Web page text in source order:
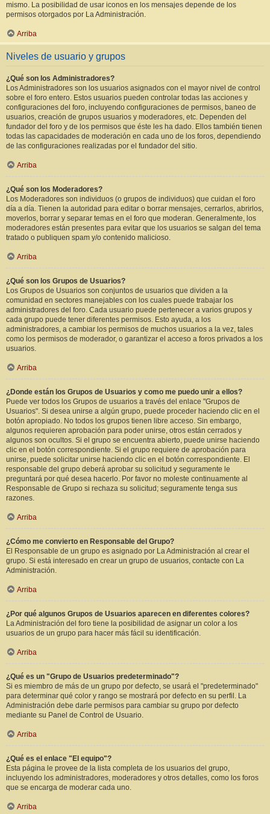
mismo. La posibilidad de usar iconos en los mensajes depende de los
permisos otorgados por La Administración.
Arriba
Niveles de usuario y grupos
¿Qué son los Administradores?
Los Administradores son los usuarios asignados con el mayor nivel de control
sobre el foro entero. Estos usuarios pueden controlar todas las acciones y
configuraciones del foro, incluyendo configuraciones de permisos, baneo de
usuarios, creación de grupos usuarios y moderadores, etc. Dependen del
fundador del foro y de los permisos que éste les ha dado. Ellos también tienen
todas las capacidades de moderación en cada uno de los foros, dependiendo
de las configuraciones realizadas por el fundador del sitio.
Arriba
¿Qué son los Moderadores?
Los Moderadores son individuos (o grupos de individuos) que cuidan el foro
día a día. Tienen la autoridad para editar o borrar mensajes, cerrarlos, abrirlos,
moverlos, borrar y separar temas en el foro que moderan. Generalmente, los
moderadores están presentes para evitar que los usuarios se salgan del tema
tratado o publiquen spam y/o contenido malicioso.
Arriba
¿Qué son los Grupos de Usuarios?
Los Grupos de Usuarios son conjuntos de usuarios que dividen a la
comunidad en sectores manejables con los cuales puede trabajar los
administradores del foro. Cada usuario puede pertenecer a varios grupos y
cada grupo puede tener diferentes permisos. Esto ayuda, a los
administradores, a cambiar los permisos de muchos usuarios a la vez, tales
como los permisos de moderador, o garantizar el acceso a foros privados a los
usuarios.
Arriba
¿Donde están los Grupos de Usuarios y como me puedo unir a ellos?
Puede ver todos los Grupos de usuarios a través del enlace "Grupos de
Usuarios". Si desea unirse a algún grupo, puede proceder haciendo clic en el
botón apropiado. No todos los grupos tienen libre acceso. Sin embargo,
algunos requieren aprobación para poder unirse, otros están cerrados y
algunos son ocultos. Si el grupo se encuentra abierto, puede unirse haciendo
clic en el botón correspondiente. Si el grupo requiere de aprobación para
unirse, puede solicitar unirse haciendo clic en el botón correspondiente. El
responsable del grupo deberá aprobar su solicitud y seguramente le
preguntará por qué desea hacerlo. Por favor no moleste continuamente al
Responsable de Grupo si rechaza su solicitud; seguramente tenga sus
razones.
Arriba
¿Cómo me convierto en Responsable del Grupo?
El Responsable de un grupo es asignado por La Administración al crear el
grupo. Si está interesado en crear un grupo de usuarios, contacte con La
Administración.
Arriba
¿Por qué algunos Grupos de Usuarios aparecen en diferentes colores?
La Administración del foro tiene la posibilidad de asignar un color a los
usuarios de un grupo para hacer más fácil su identificación.
Arriba
¿Qué es un "Grupo de Usuarios predeterminado"?
Si es miembro de más de un grupo por defecto, se usará el "predeterminado"
para determinar qué color y rango se mostrará por defecto en su perfil. La
Administración debe darle permisos para cambiar su grupo por defecto
mediante su Panel de Control de Usuario.
Arriba
¿Qué es el enlace "El equipo"?
Esta página le provee de la lista completa de los usuarios del grupo,
incluyendo los administradores, moderadores y otros detalles, como los foros
que se encarga de moderar cada uno.
Arriba